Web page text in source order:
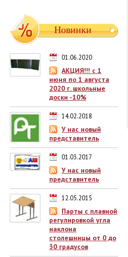
Новинки
01.06.2020
АКЦИЯ!!! с 1
июня по 1 августа
2020 г. школьные
доски -10%
14.02.2018
У нас новый
представитель
01.03.2017
У нас новый
представитель
12.05.2015
Парты с плавной
регулировкой угла
наклона
столешницы от 0 до
30 градусов